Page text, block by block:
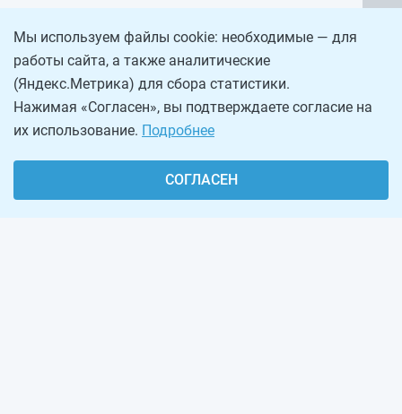
Мы используем файлы cookie: необходимые — для
работы сайта, а также аналитические
(Яндекс.Метрика) для сбора статистики.
Нажимая «Согласен», вы подтверждаете согласие на
их использование. Подробнее
СОГЛАСЕН